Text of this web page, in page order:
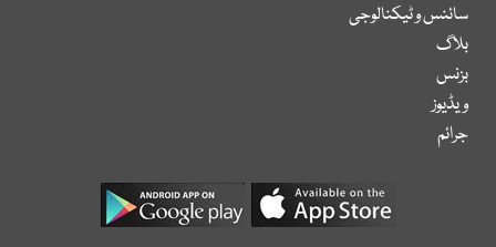
سائنس و ٹیکنالوجی
بلاگ
بزنس
ویڈیوز
جرائم